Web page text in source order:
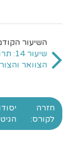
הצוואר
חזרה
לקורס: